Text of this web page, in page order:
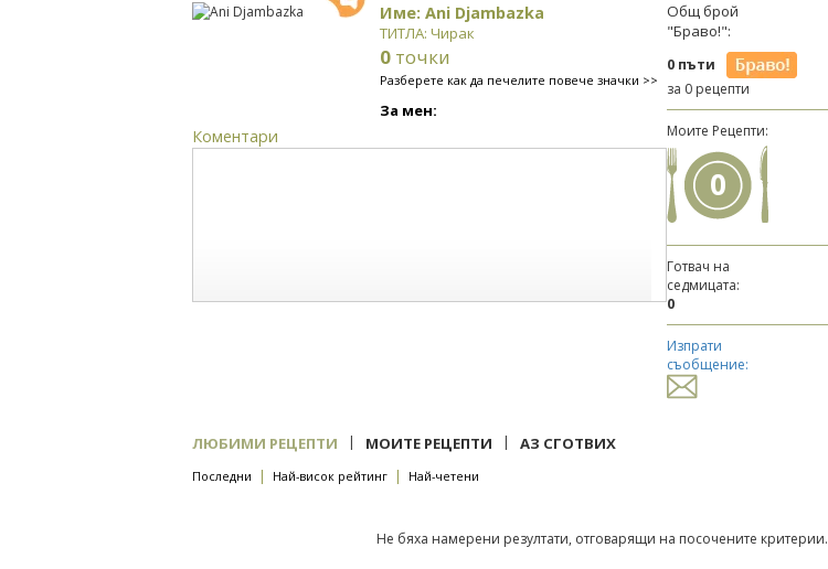
Име: Ani Djambazka
ТИТЛА: Чирак
0 точки
Разберете как да печелите повече значки >>
За мен:
Коментари
Общ брой
"Браво!":
0 пъти
за 0 рецепти
Моите Рецепти:
0
Готвач на
седмицата:
0
Изпрати
съобщение:
ЛЮБИМИ РЕЦЕПТИ | МОИТЕ РЕЦЕПТИ | АЗ СГОТВИХ
Последни | Най-висок рейтинг | Най-четени
Не бяха намерени резултати, отговарящи на посочените критерии.